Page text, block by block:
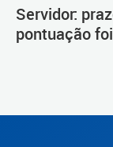
Servidor:
pontuação